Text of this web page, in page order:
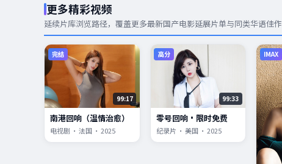
更多精彩视频
延续片库浏览路径，覆盖更多最新国产电影延展片单与同类华语佳作
完结
99:17
南港回响（温情治愈）
电视剧 · 法国 · 2025
高分
99:33
零号回响·限时免费
纪录片 · 美国 · 2025
IMAX